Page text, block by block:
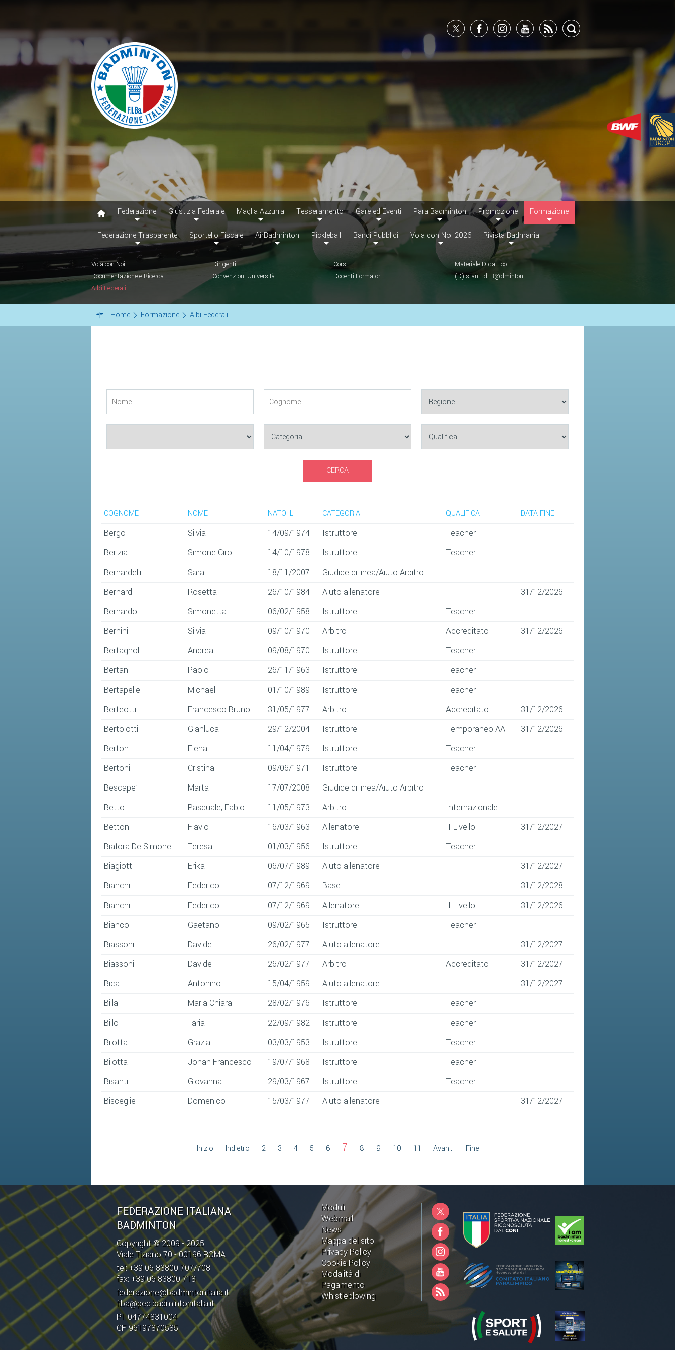
Federazione Giustizia Federale Maglia Azzurra Tesseramento Gare ed Eventi Para Badminton Promozione Formazione
Federazione Trasparente Sportello Fiscale AirBadminton Pickleball Bandi Pubblici Vola con Noi 2026 Rivista Badmania
Vola con Noi Dirigenti Corsi
Materiale Didattico
Documentazione e Ricerca
Convenzioni Università Docenti Formatori
(D)istanti di B@dminton
Albi Federali
Home Formazione Albi Federali
CERCA
COGNOME NOME NATO IL CATEGORIA QUALIFICA DATA FINE
Bergo Silvia 14/09/1974 Istruttore
Teacher
Berizia
Simone Ciro 14/10/1978 Istruttore
Teacher
Bernardelli
Sara 18/11/2007
Giudice di linea/Aiuto Arbitro
Bernardi
Rosetta 26/10/1984 Aiuto allenatore
31/12/2026
Bernardo
Simonetta 06/02/1958 Istruttore
Teacher
Bernini
Silvia 09/10/1970 Arbitro Accreditato
31/12/2026
Bertagnoli
Andrea 09/08/1970 Istruttore
Teacher
Bertani
Paolo 26/11/1963 Istruttore
Teacher
Bertapelle
Michael 01/10/1989 Istruttore
Teacher
Berteotti
Francesco Bruno 31/05/1977 Arbitro Accreditato
31/12/2026
Bertolotti
Gianluca 29/12/2004 Istruttore Temporaneo AA
31/12/2026
Berton
Elena 11/04/1979 Istruttore
Teacher
Bertoni
Cristina 09/06/1971 Istruttore
Teacher
Bescape'
Marta 17/07/2008
Giudice di linea/Aiuto Arbitro
Betto
Pasquale, Fabio 11/05/1973 Arbitro
Internazionale
Bettoni
Flavio 16/03/1963 Allenatore II Livello
31/12/2027
Biafora De Simone
Teresa 01/03/1956 Istruttore
Teacher
Biagiotti
Erika 06/07/1989 Aiuto allenatore
31/12/2027
Bianchi
Federico 07/12/1969 Base
31/12/2028
Bianchi
Federico 07/12/1969 Allenatore II Livello
31/12/2026
Bianco
Gaetano 09/02/1965 Istruttore
Teacher
Biassoni
Davide 26/02/1977 Aiuto allenatore
31/12/2027
Biassoni
Davide 26/02/1977 Arbitro Accreditato
31/12/2027
Bica
Antonino 15/04/1959 Aiuto allenatore
31/12/2027
Billa
Maria Chiara 28/02/1976 Istruttore
Teacher
Billo
Ilaria 22/09/1982 Istruttore
Teacher
Bilotta
Grazia 03/03/1953 Istruttore
Teacher
Bilotta
Johan Francesco 19/07/1968 Istruttore
Teacher
Bisanti
Giovanna 29/03/1967 Istruttore
Teacher
Bisceglie
Domenico 15/03/1977 Aiuto allenatore 31/12/2027
Inizio Indietro 2 3 4 5 6 7 8 9 10 11 Avanti Fine
FEDERAZIONE ITALIANA
BADMINTON
Copyright © 2009 - 2025
Viale Tiziano 70 - 00196 ROMA
tel: +39 06 83800 707/708
fax: +39 06 83800 718
federazione@badmintonitalia.it
fiba@pec.badmintonitalia.it
PI: 04774831004
CF: 96197870585
Moduli
Webmail
News
Mappa del sito
Privacy Policy
Cookie Policy
Modalità di
Pagamento
Whistleblowing